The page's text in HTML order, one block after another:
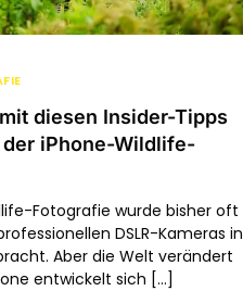
diesen Insider-Tipps
iPhone-Wildlife-
Fotografie wurde bisher oft
DSLR-Kameras in
Aber die Welt verändert
entwickelt sich […]